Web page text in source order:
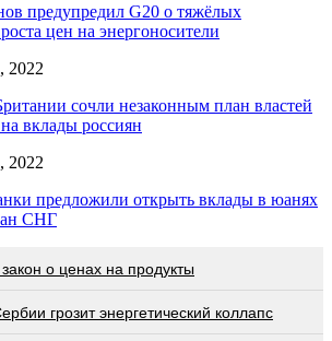
предупредил G20 о тяжёлых
цен на энергоносители
2022
сочли незаконным план властей
вклады россиян
2022
предложили открыть вклады в юанях
СНГ
о ценах на продукты
грозит энергетический коллапс